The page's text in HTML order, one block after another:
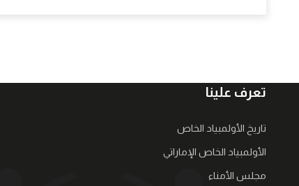
تعرف علينا
تاريخ الأولمبياد الخاص
الأولمبياد الخاص الإماراتي
مجلس الأمناء